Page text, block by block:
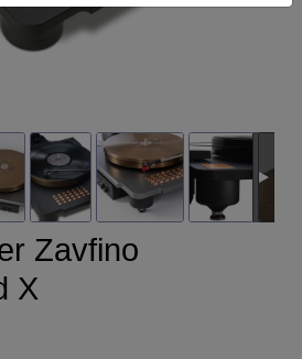
Zavfino
X